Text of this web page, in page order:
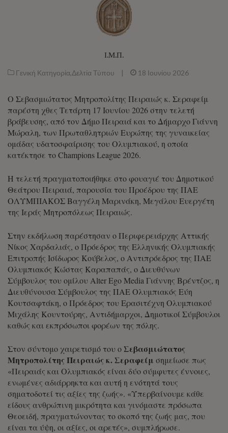
Ι.Μ.Π.
Γενική Κατηγορία,Δελτία Τύπου | 18 Ιουνίου 2026
Ο Σεβασμιώτατος Μητροπολίτης Πειραιώς κ. Σεραφείμ
παρέστη χθες Τετάρτη 17 Ιουνίου 2026 στην τελετή
βράβευσης, από τον Δήμο Πειραιά και το Δήμαρχο Γιάννη
Μώραλη, των Πρωταθλητριών Ευρώπης της γυναικείας
ομάδας υδατοσφαίρισης του Ολυμπιακού, η οποία
κατέκτησε το Champions League 2026.
Η τελετή πραγματοποιήθηκε στο φουαγιέ του Δημοτικού
Θεάτρου Πειραιά, παρουσία του Προέδρου της ΠΑΕ
ΟΛΥΜΠΙΑΚΟΣ Βαγγέλη Μαρινάκη, Μεγάλου Ευεργέτη
της Ιεράς Μητροπόλεως Πειραιώς.
Στην εκδήλωση παρέστησαν ο Περιφερειάρχης Αττικής
Νίκος Χαρδαλιάς, ο Πρόεδρος της Ελληνικής Ολυμπιακής
Επιτροπής Ισίδωρος Κούβελος, ο Αντιπρόεδρος της ΠΑΕ
Ολυμπιακός Κώστας Καραπαπάς, ο Διευθύνων
Σύμβουλος του ομίλου Alter Ego Media Γιάννης Βρέντζος, η
Διευθύνουσα Σύμβουλος της ΠΑΕ Ολυμπιακός Εύη
Κουτσαφτάκη, ο Πρόεδρος του Ερασιτέχνη Ολυμπιακού
Μιχάλης Κουντούρης, Αντιδήμαρχοι, Δημοτικοί Σύμβουλοι
καθώς και εκπρόσωποι φορέων της πόλης.
Στον σύντομο χαιρετισμό του οΣεβασμιώτατος
Μητροπολίτης Πειραιώς κ. Σεραφείμ σημείωσε πως
«Πειραιάς και Ολυμπιακός είναι δύο σύμφυτες έννοιες,
ενωμένες αδιάρρηκτα και αυτή η ενότητά τους
σηματοδοτεί τις αξίες της ζωής». «Υπερβαίνουμε κάθε
είδους ανθρώπινη μικρότητα και γινόμαστε πρόσωπα
Θεοειδή, πραγματώνοντας το σκοπό της ζωής μας, που
είναι τα ύψη, οι αξίες, οι αρετές», συμπλήρωσε.